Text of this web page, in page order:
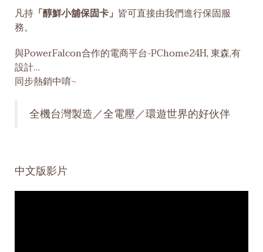
凡持 「醇鮮小舖保固卡」 皆可直接由我們進行保固服
務。
與PowerFalcon合作的電商平台-PChome24H, 東森,有
設計…
同步熱銷中唷~
全機台灣製造／全電壓／環遊世界的好伙伴
中文版影片